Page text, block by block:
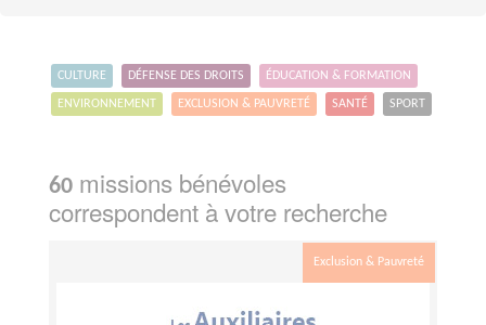
CULTURE DÉFENSE DES DROITS ÉDUCATION & FORMATION
ENVIRONNEMENT EXCLUSION & PAUVRETÉ SANTÉ SPORT
60 missions bénévoles
correspondent à votre recherche
Exclusion & Pauvreté